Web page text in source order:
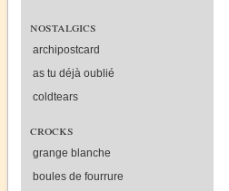
nostalgics
archipostcard
as tu déjà oublié
coldtears
crocks
grange blanche
boules de fourrure